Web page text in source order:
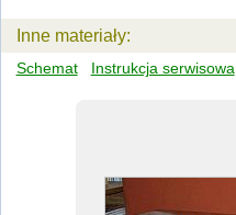
Inne materiały:
Schemat Instrukcja serwisowa